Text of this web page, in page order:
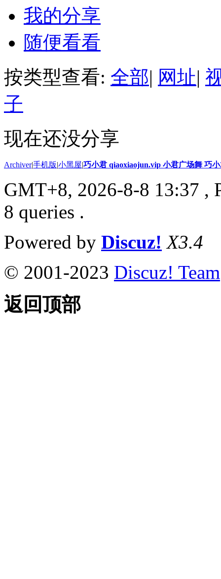
我的分享
随便看看
按类型查看: 全部| 网址|
子
现在还没分享
Archiver|手机版|小黑屋|巧小君 qiaoxiaojun.vip 小君广场舞 巧
GMT+8, 2026-8-8 13:37 ,
8 queries .
Powered by Discuz! X3.4
© 2001-2023 Discuz! Team
返回顶部